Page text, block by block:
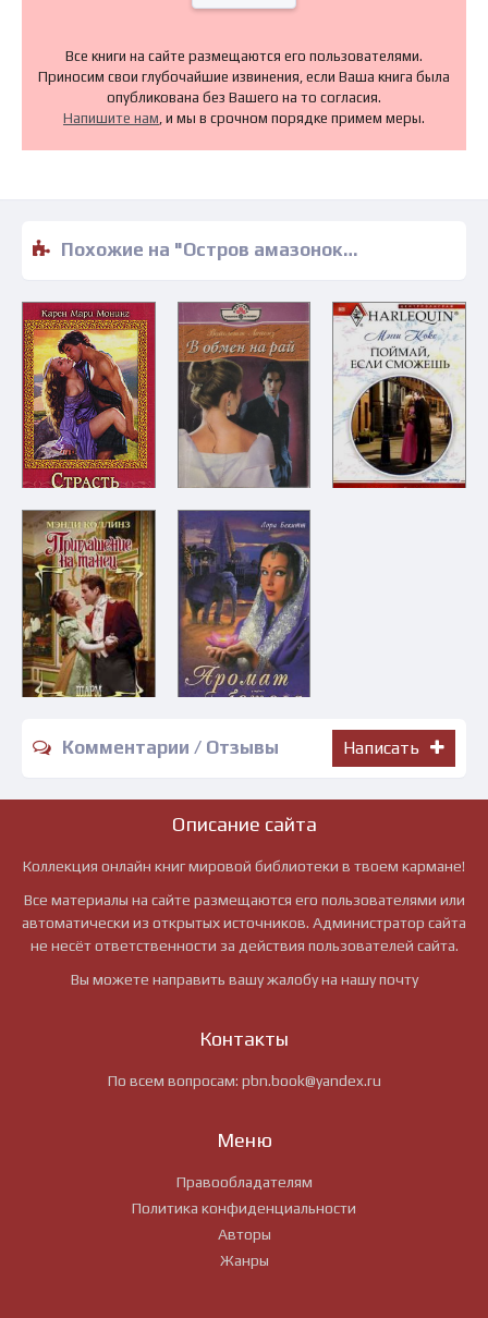
Все книги на сайте размещаются его пользователями.
Приносим свои глубочайшие извинения, если Ваша книга была
опубликована без Вашего на то согласия.
Напишите нам , и мы в срочном порядке примем меры.
Похожие на "Остров амазонок - Ширли Конран" книги читать бесплатно полные версии
Комментарии / Отзывы Написать
Описание сайта
Коллекция онлайн книг мировой библиотеки в твоем кармане!
Все материалы на сайте размещаются его пользователями или
автоматически из открытых источников. Администратор сайта
не несёт ответственности за действия пользователей сайта.
Вы можете направить вашу жалобу на нашу почту
Контакты
По всем вопросам: pbn.book@yandex.ru
Меню
Правообладателям
Политика конфиденциальности
Авторы
Жанры